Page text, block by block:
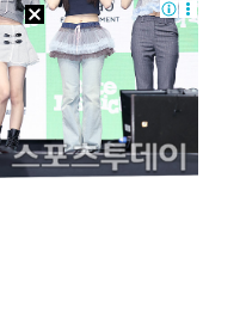
'서명관·야고 연속골' 울산, 동해안 더비서 포항 제압…